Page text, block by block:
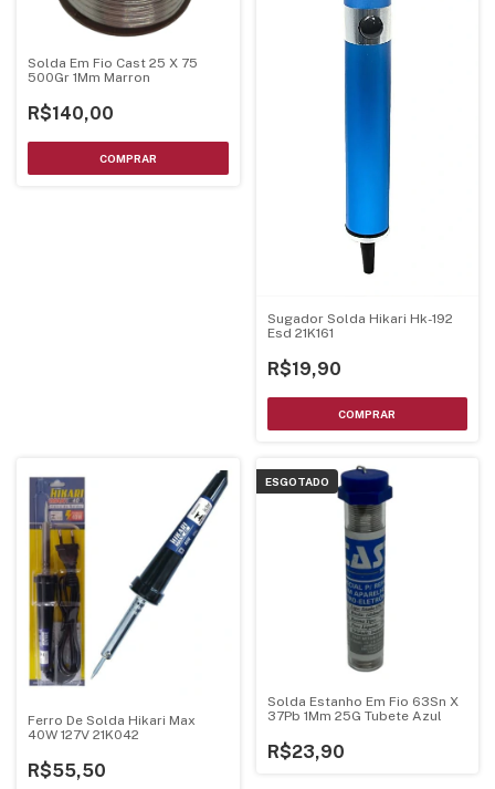
Solda Em Fio Cast 25 X 75
500Gr 1Mm Marron
R$140,00
Sugador Solda Hikari Hk-192
Esd 21K161
R$19,90
Ferro De Solda Hikari Max
40W 127V 21K042
R$55,50
ESGOTADO
Solda Estanho Em Fio 63Sn X
37Pb 1Mm 25G Tubete Azul
R$23,90